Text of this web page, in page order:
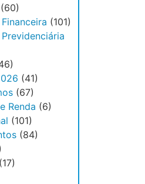
(60)
(101)
(41)
(67)
Renda (6)
(101)
(84)
(17)